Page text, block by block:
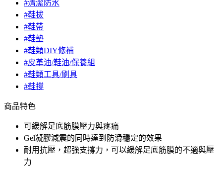
#清潔防水
#鞋拔
#鞋帶
#鞋墊
#鞋類DIY修補
#皮革油/鞋油/保養組
#鞋類工具/刷具
#鞋撐
商品特色
可緩解足底筋膜壓力與疼痛
Gel凝膠減震的同時達到防滑穩定的效果
耐用抗壓，超強支撐力，可以緩解足底筋膜的不適與壓
力